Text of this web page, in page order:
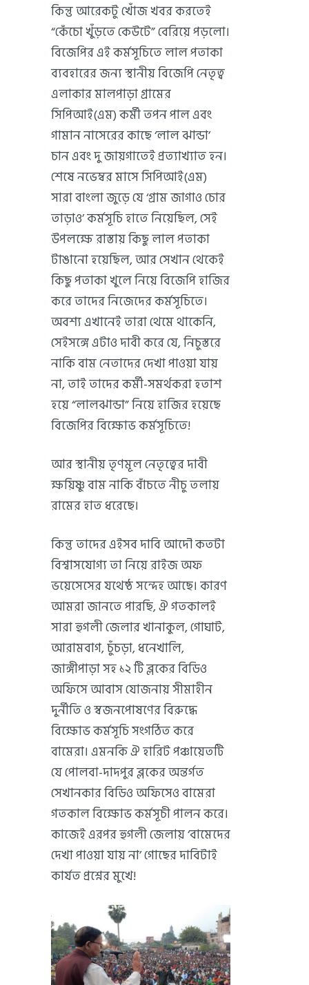
কিন্তু আরেকটু খোঁজ খবর করতেই
“কেঁচো খুঁড়তে কেউটে” বেরিয়ে পড়লো।
বিজেপির এই কর্মসূচিতে লাল পতাকা
ব্যবহারের জন্য স্থানীয় বিজেপি নেতৃত্ব
এলাকার মালপাড়া গ্রামের
সিপিআই(এম) কর্মী তপন পাল এবং
গামান নাসেরের কাছে ‘লাল ঝান্ডা’
চান এবং দু জায়গাতেই প্রত্যাখ্যাত হন।
শেষে নভেম্বর মাসে সিপিআই(এম)
সারা বাংলা জুড়ে যে ‘গ্রাম জাগাও চোর
তাড়াও’ কর্মসূচি হাতে নিয়েছিল, সেই
উপলক্ষে রাস্তায় কিছু লাল পতাকা
টাঙানো হয়েছিল, আর সেখান থেকেই
কিছু পতাকা খুলে নিয়ে বিজেপি হাজির
করে তাদের নিজেদের কর্মসূচিতে।
অবশ্য এখানেই তারা থেমে থাকেনি,
সেইসঙ্গে এটাও দাবী করে যে, নিচুস্তরে
নাকি বাম নেতাদের দেখা পাওয়া যায়
না, তাই তাদের কর্মী-সমর্থকরা হতাশ
হয়ে “লালঝান্ডা” নিয়ে হাজির হয়েছে
বিজেপির বিক্ষোভ কর্মসূচিতে!
আর স্থানীয় তৃণমূল নেতৃত্বের দাবী
ক্ষয়িষ্ণু বাম নাকি বাঁচতে নীচু তলায়
রামের হাত ধরেছে।
কিন্তু তাদের এইসব দাবি আদৌ কতটা
বিশ্বাসযোগ্য তা নিয়ে রাইজ অফ
ভয়েসেসের যথেষ্ঠ সন্দেহ আছে। কারণ
আমরা জানতে পারছি, ঐ গতকালই
সারা হুগলী জেলার খানাকুল, গোঘাট,
আরামবাগ, চুঁচড়া, ধনেখালি,
জাঙ্গীপাড়া সহ ১২ টি ব্লকের বিডিও
অফিসে আবাস যোজনায় সীমাহীন
দুর্নীতি ও স্বজনপোষণের বিরুদ্ধে
বিক্ষোভ কর্মসূচি সংগঠিত করে
বামেরা। এমনকি ঐ হারিট পঞ্চায়েতটি
যে পোলবা-দাদপুর ব্লকের অন্তর্গত
সেখানকার বিডিও অফিসেও বামেরা
গতকাল বিক্ষোভ কর্মসূচী পালন করে।
কাজেই এরপর হুগলী জেলায় ‘বামেদের
দেখা পাওয়া যায় না’ গোছের দাবিটাই
কার্যত প্রশ্নের মুখে!